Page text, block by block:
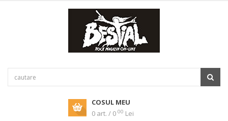
COSUL MEU
0 art. / 0 00 Lei